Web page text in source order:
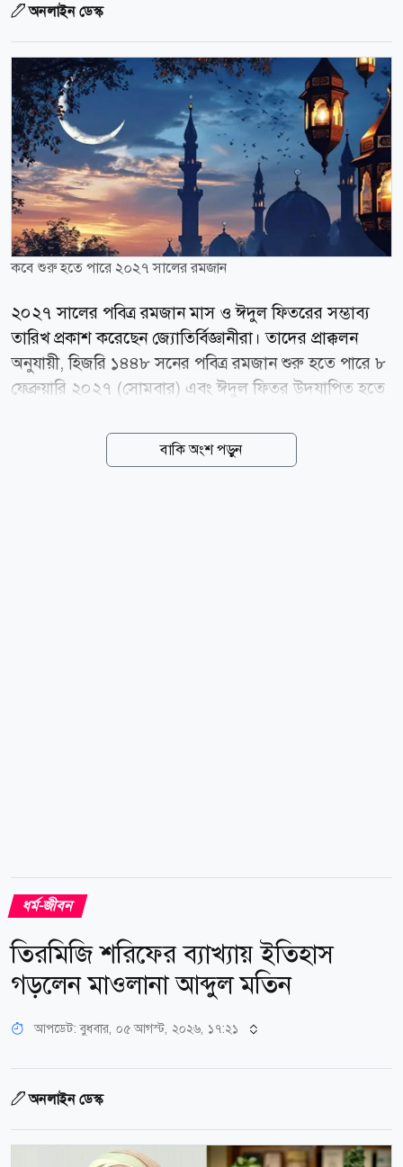
অনলাইন ডেস্ক
কবে শুরু হতে পারে ২০২৭ সালের রমজান
২০২৭ সালের পবিত্র রমজান মাস ও ঈদুল ফিতরের সম্ভাব্য
তারিখ প্রকাশ করেছেন জ্যোতির্বিজ্ঞানীরা। তাদের প্রাক্কলন
অনুযায়ী, হিজরি ১৪৪৮ সনের পবিত্র রমজান শুরু হতে পারে ৮
ফেব্রুয়ারি ২০২৭ (সোমবার) এবং ঈদুল ফিতর উদযাপিত হতে
নিউজ এবং সৌদি আরবের হিজরি ক্যালেন্ডার-সংক্রান্ত তথ্যের
ভিত্তিতে এ সম্ভাব্য তারিখ প্রকাশ করা হয়েছে।
বাকি অংশ পড়ুন
ধর্ম-জীবন
তিরমিজি শরিফের ব্যাখ্যায় ইতিহাস
গড়লেন মাওলানা আব্দুল মতিন
আপডেট: বুধবার, ০৫ আগস্ট, ২০২৬, ১৭:২১
অনলাইন ডেস্ক